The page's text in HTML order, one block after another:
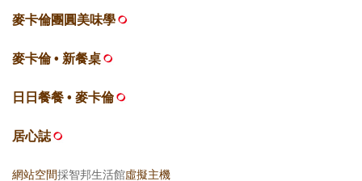
麥卡倫團圓美味學
麥卡倫 • 新餐桌
日日餐餐 • 麥卡倫
居心誌
網站空間採智邦生活館虛擬主機